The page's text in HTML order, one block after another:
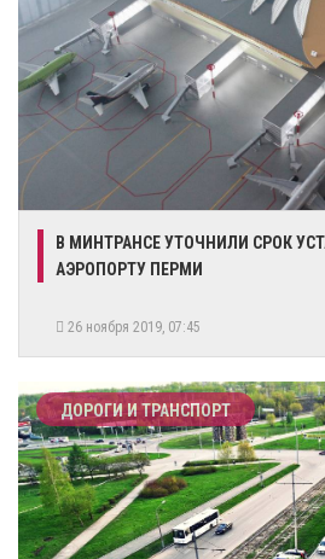
В МИНТРАНСЕ УТОЧНИЛИ СРОК
АЭРОПОРТУ ПЕРМИ
26 ноября 2019, 07:45
ДОРОГИ И ТРАНСПОРТ